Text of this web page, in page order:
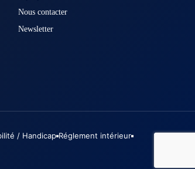
Nous contacter
Newsletter
/ Handicap Réglement intérieur